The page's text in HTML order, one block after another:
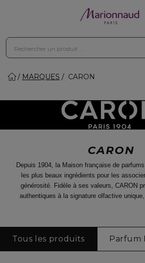
MARQUES CARON
CARON
Depuis 1904, la Maison française de
les plus beaux ingrédients pour les
générosité. Fidèle à ses valeurs, CARON
authentiques à la signature olfactive
Tous les produits Parfum